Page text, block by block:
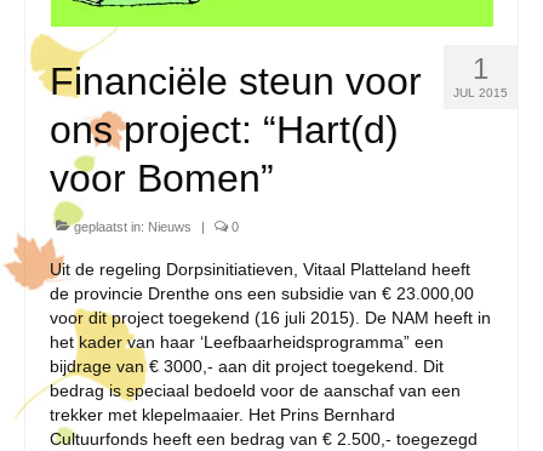
1
JUL 2015
Financiële steun voor
ons project: “Hart(d)
voor Bomen”
geplaatst in: Nieuws | 0
Uit de regeling Dorpsinitiatieven, Vitaal Platteland heeft
de provincie Drenthe ons een subsidie van € 23.000,00
voor dit project toegekend (16 juli 2015). De NAM heeft in
het kader van haar ‘Leefbaarheidsprogramma” een
bijdrage van € 3000,- aan dit project toegekend. Dit
bedrag is speciaal bedoeld voor de aanschaf van een
trekker met klepelmaaier. Het Prins Bernhard
Cultuurfonds heeft een bedrag van € 2.500,- toegezegd